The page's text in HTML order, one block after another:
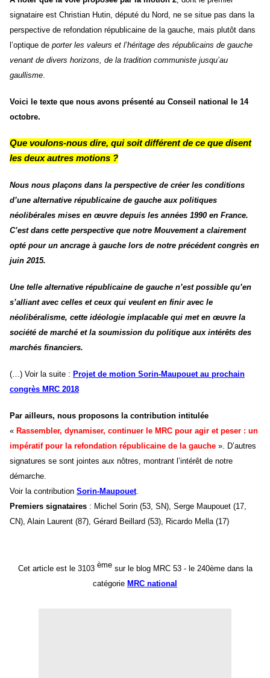
signataire est Christian Hutin, député du Nord, ne se situe pas dans la
perspective de refondation républicaine de la gauche, mais plutôt dans
l’optique de porter les valeurs et l’héritage des républicains de gauche
venant de divers horizons, de la tradition communiste jusqu’au
gaullisme.
Voici le texte que nous avons présenté au Conseil national le 14
octobre.
Que voulons-nous dire, qui soit différent de ce que disent
les deux autres motions ?
Nous nous plaçons dans la perspective de créer les conditions
d’une alternative républicaine de gauche aux politiques
néolibérales mises en œuvre depuis les années 1990 en France.
C’est dans cette perspective que notre Mouvement a clairement
opté pour un ancrage à gauche lors de notre précédent congrès en
juin 2015.
Une telle alternative républicaine de gauche n’est possible qu’en
s’alliant avec celles et ceux qui veulent en finir avec le
néolibéralisme, cette idéologie implacable qui met en œuvre la
société de marché et la soumission du politique aux intérêts des
marchés financiers.
(…) Voir la suite : Projet de motion Sorin-Maupouet au prochain
congrès MRC 2018
Par ailleurs, nous proposons la contribution intitulée
« Rassembler, dynamiser, continuer le MRC pour agir et peser : un
impératif pour la refondation républicaine de la gauche ». D’autres
signatures se sont jointes aux nôtres, montrant l’intérêt de notre
démarche.
Voir la contribution Sorin-Maupouet.
Premiers signataires : Michel Sorin (53, SN), Serge Maupouet (17,
CN), Alain Laurent (87), Gérard Beillard (53), Ricardo Mella (17)
Cet article est le 3103 èmesur le blog MRC 53 - le 240ème dans la
catégorie MRC national